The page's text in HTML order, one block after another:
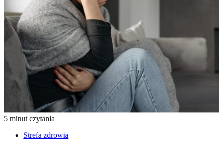
5 minut czytania
Strefa zdrowia